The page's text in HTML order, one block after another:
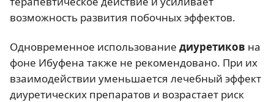
возможность развития побочных эффектов.
Одновременное использование диуретиков на
фоне Ибуфена также не рекомендовано. При их
взаимодействии уменьшается лечебный эффект
диуретических препаратов и возрастает риск